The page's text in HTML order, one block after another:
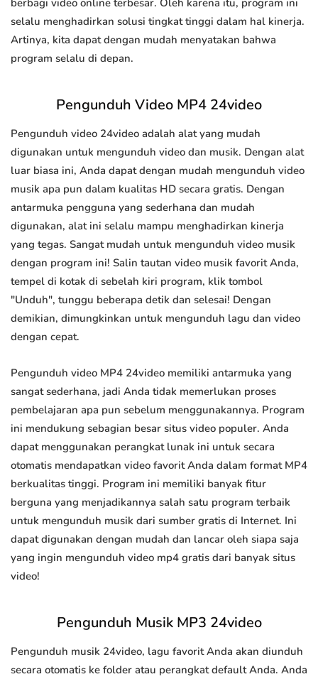
berbagi video online terbesar. Oleh karena itu, program ini
selalu menghadirkan solusi tingkat tinggi dalam hal kinerja.
Artinya, kita dapat dengan mudah menyatakan bahwa
program selalu di depan.
Pengunduh Video MP4 24video
Pengunduh video 24video adalah alat yang mudah
digunakan untuk mengunduh video dan musik. Dengan alat
luar biasa ini, Anda dapat dengan mudah mengunduh video
musik apa pun dalam kualitas HD secara gratis. Dengan
antarmuka pengguna yang sederhana dan mudah
digunakan, alat ini selalu mampu menghadirkan kinerja
yang tegas. Sangat mudah untuk mengunduh video musik
dengan program ini! Salin tautan video musik favorit Anda,
tempel di kotak di sebelah kiri program, klik tombol
"Unduh", tunggu beberapa detik dan selesai! Dengan
demikian, dimungkinkan untuk mengunduh lagu dan video
dengan cepat.
Pengunduh video MP4 24video memiliki antarmuka yang
sangat sederhana, jadi Anda tidak memerlukan proses
pembelajaran apa pun sebelum menggunakannya. Program
ini mendukung sebagian besar situs video populer. Anda
dapat menggunakan perangkat lunak ini untuk secara
otomatis mendapatkan video favorit Anda dalam format MP4
berkualitas tinggi. Program ini memiliki banyak fitur
berguna yang menjadikannya salah satu program terbaik
untuk mengunduh musik dari sumber gratis di Internet. Ini
dapat digunakan dengan mudah dan lancar oleh siapa saja
yang ingin mengunduh video mp4 gratis dari banyak situs
video!
Pengunduh Musik MP3 24video
Pengunduh musik 24video, lagu favorit Anda akan diunduh
secara otomatis ke folder atau perangkat default Anda. Anda